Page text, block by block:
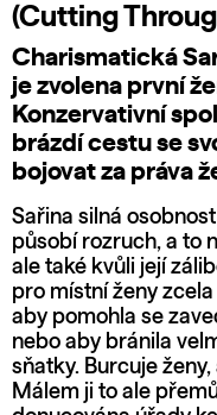
(Cutting
Charismatická
je zvolena první
Konzervativní
brázdí cestu se
bojovat za práva
Sařina silná
působí rozruch, a to
ale také kvůli její
pro místní ženy
aby pomohla se
nebo aby bránila
sňatky. Burcuje
Málem ji to ale